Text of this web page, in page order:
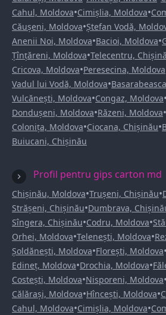
Cahul, Moldova•Cimișlia, Moldova•
Căușeni, Moldova•Ștefan Vodă,
Anenii Noi, Moldova•Bacioi, Moldova•
Țînțăreni, Moldova•Telecentru,
Cricova, Moldova•Peresecina, Moldova
Vadul lui Vodă, Moldova•
Vulcănești, Moldova•Congaz, Moldova•
Dondușeni, Moldova•Răzeni, Moldova•
Colonița, Moldova•Ciocana, Chișinău•
Buiucani, Chișinău
Profil pentru gips carton md
Chișinău, Moldova•Trușeni, Chișinău•
Strășeni, Chișinău•Dumbrava,
Sîngera, Chișinău•Codru, Moldova•
Orhei, Moldova•Telenești, Moldova•
Șoldănești, Moldova•Florești, Moldova•
Edineț, Moldova•Drochia, Moldova•
Costești, Moldova•Nisporeni, Moldova•
Călărași, Moldova•Hîncești, Moldova•
Cahul, Moldova•Cimișlia, Moldova•